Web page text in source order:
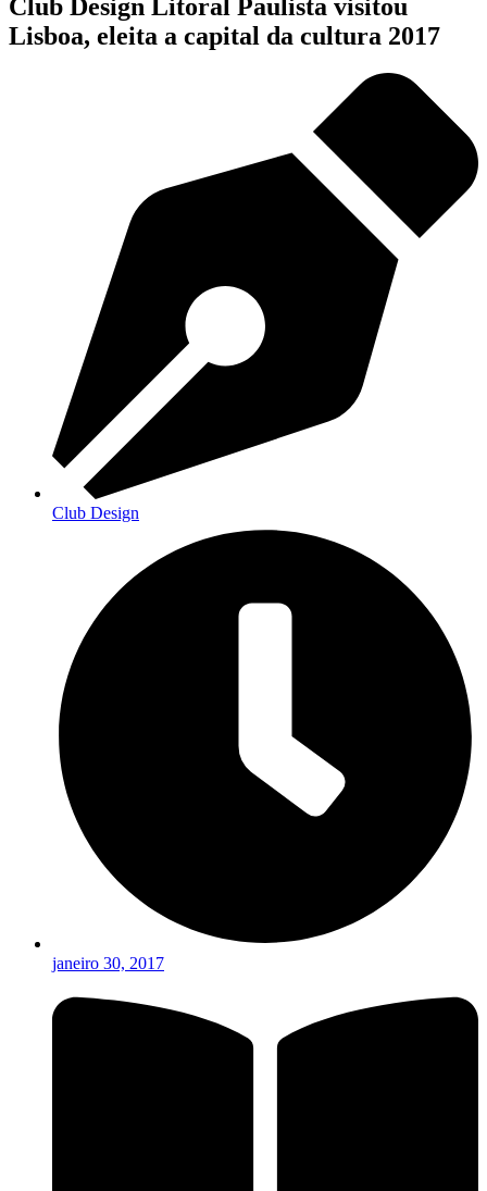
Club Design Litoral Paulista visitou
Lisboa, eleita a capital da cultura 2017
Club Design
janeiro 30, 2017